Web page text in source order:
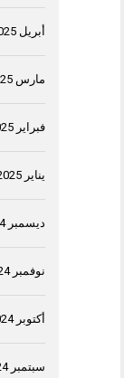
أبريل 2025
مارس 2025
فبراير 2025
يناير 2025
ديسمبر 2024
نوفمبر 2024
أكتوبر 2024
سبتمبر 2024